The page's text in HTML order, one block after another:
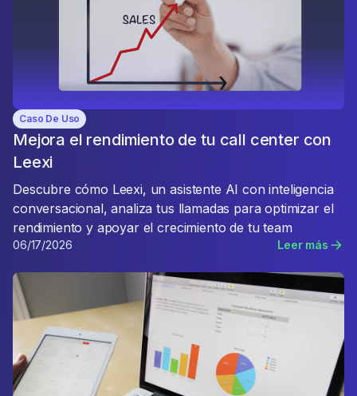
Caso De Uso
Mejora el rendimiento de tu call center con
Leexi
Descubre cómo Leexi, un asistente AI con inteligencia
conversacional, analiza tus llamadas para optimizar el
rendimiento y apoyar el crecimiento de tu team
06/17/2026 Leer más